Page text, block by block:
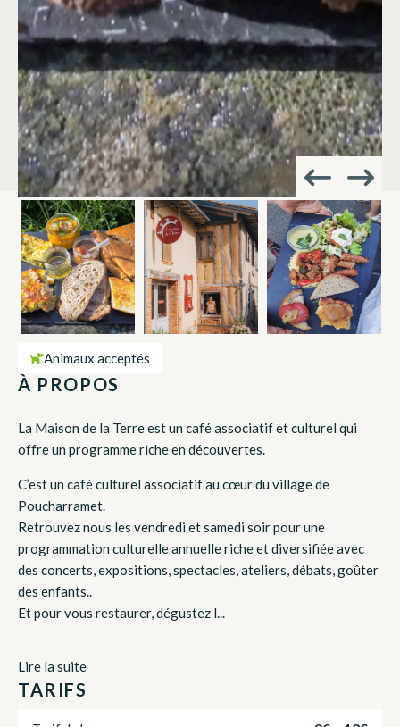
Animaux acceptés
À PROPOS
La Maison de la Terre est un café associatif et culturel qui
offre un programme riche en découvertes.
C’est un café culturel associatif au cœur du village de
Poucharramet.
Retrouvez nous les vendredi et samedi soir pour une
programmation culturelle annuelle riche et diversifiée avec
des concerts, expositions, spectacles, ateliers, débats, goûter
des enfants..
Et pour vous restaurer, dégustez l...
Lire la suite
TARIFS